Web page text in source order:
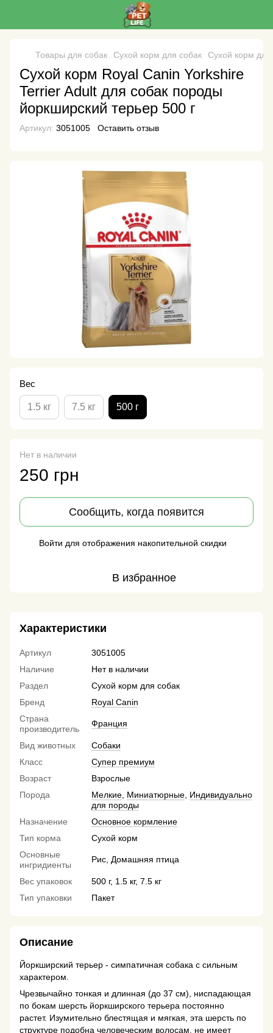
Товары для собак Сухой корм для собак Сухой корм
Сухой корм Royal Canin Yorkshire
Terrier Adult для собак породы
йоркширский терьер 500 г
Артикул: 3051005 Оставить отзыв
Вес
1.5 кг 7.5 кг 500 г
Нет в наличии
250 грн
Сообщить, когда появится
Войти для отображения накопительной скидки
В избранное
Характеристики
Артикул
3051005
Наличие
Нет в наличии
Раздел
Сухой корм для собак
Бренд
Royal Canin
Страна
производитель
Франция
Вид животных
Собаки
Класс
Супер премиум
Возраст
Взрослые
Порода
Мелкие Миниатюрные Индивидуально
для породы
Назначение
Основное кормление
Тип корма
Сухой корм
Основные
ингридиенты
Рис, Домашняя птица
Вес упаковок
500 г, 1.5 кг, 7.5 кг
Тип упаковки
Пакет
Описание
Йоркширский терьер - симпатичная собака с сильным
характером.
Чрезвычайно тонкая и длинная (до 37 см), ниспадающая
по бокам шерсть йоркширского терьера постоянно
растет. Изумительно блестящая и мягкая, эта шерсть по
структуре подобна человеческим волосам, не имеет